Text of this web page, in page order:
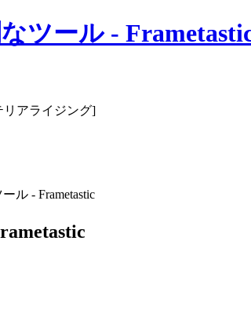
ツール -
リアライジング]
ル - Frametastic